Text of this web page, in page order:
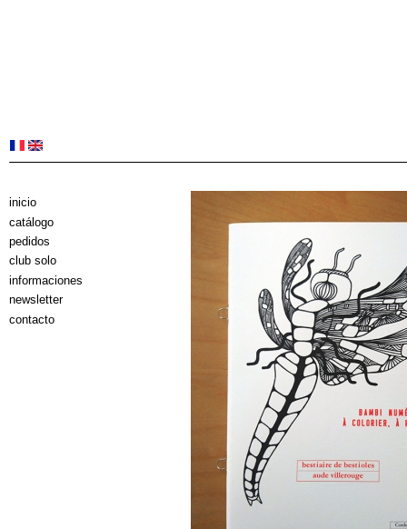
inicio
catálogo
pedidos
club solo
informaciones
newsletter
contacto